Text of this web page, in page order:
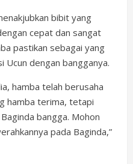
bibit yang
cepat dan sangat
pastikan sebagai yang
Ucun dengan bangganya.
hamba telah berusaha
hamba terima, tetapi
bangga. Mohon
pada Baginda,”